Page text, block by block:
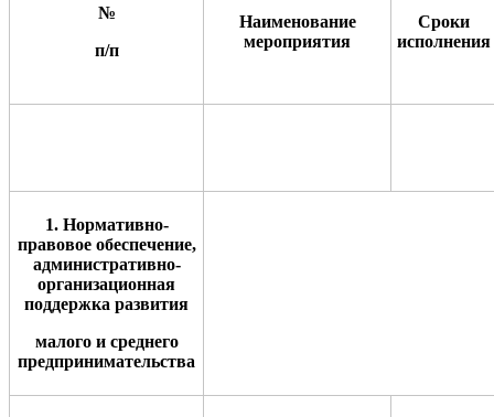
№
п/п
Наименование
мероприятия
Сроки
исполнения
1. Нормативно-
правовое обеспечение,
административно-
организационная
поддержка развития
малого и среднего
предпринимательства